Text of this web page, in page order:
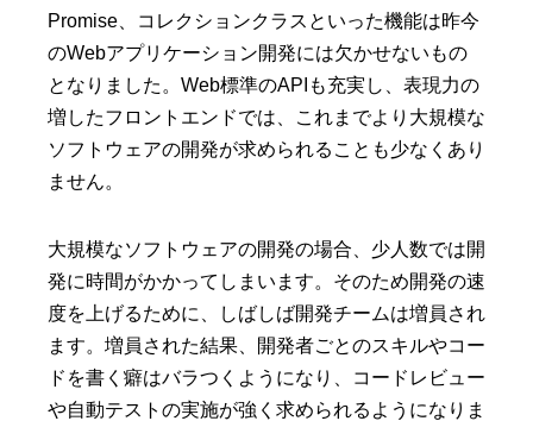
Promise、コレクションクラスといった機能は昨今
のWebアプリケーション開発には欠かせないもの
となりました。Web標準のAPIも充実し、表現力の
増したフロントエンドでは、これまでより大規模な
ソフトウェアの開発が求められることも少なくあり
ません。
大規模なソフトウェアの開発の場合、少人数では開
発に時間がかかってしまいます。そのため開発の速
度を上げるために、しばしば開発チームは増員され
ます。増員された結果、開発者ごとのスキルやコー
ドを書く癖はバラつくようになり、コードレビュー
や自動テストの実施が強く求められるようになりま